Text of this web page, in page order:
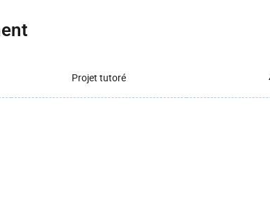
Projet tutoré